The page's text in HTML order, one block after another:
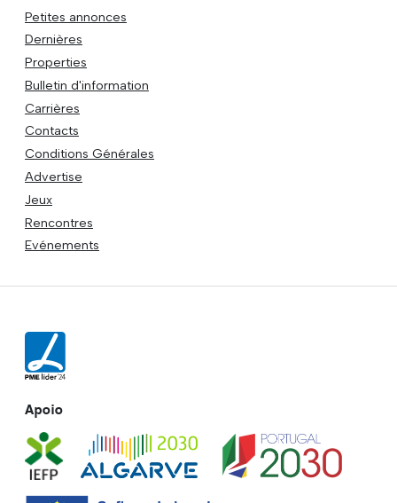
Petites annonces
Dernières
Properties
Bulletin d'information
Carrières
Contacts
Conditions Générales
Advertise
Jeux
Rencontres
Evénements
Apoio